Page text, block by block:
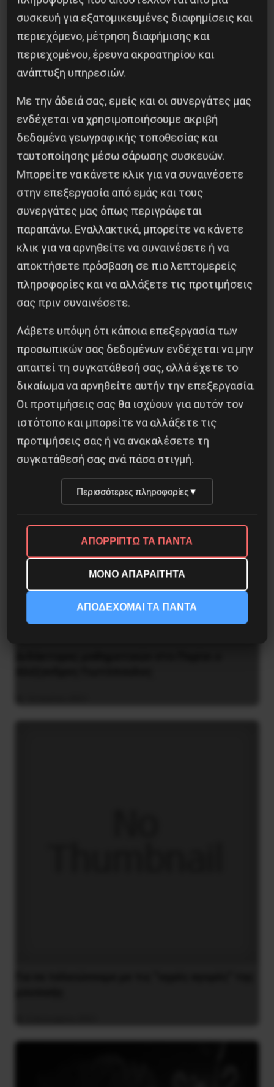
Η Eπανάσταση της 19 Ιουλίου 1936 στην
Iσπανία
5 Αυγούστου 2026
Το ΑΙ βαθαίνει την Κρίση
συσκευή για εξατομικευμένες διαφημίσεις και
περιεχόμενο, μέτρηση διαφήμισης και
περιεχομένου, έρευνα ακροατηρίου και
ανάπτυξη υπηρεσιών.
Με την άδειά σας, εμείς και οι συνεργάτες μας
ενδέχεται να χρησιμοποιήσουμε ακριβή
δεδομένα γεωγραφικής τοποθεσίας και
ταυτοποίησης μέσω σάρωσης συσκευών.
Μπορείτε να κάνετε κλικ για να συναινέσετε
στην επεξεργασία από εμάς και τους
συνεργάτες μας όπως περιγράφεται
παραπάνω. Εναλλακτικά, μπορείτε να κάνετε
κλικ για να αρνηθείτε να συναινέσετε ή να
αποκτήσετε πρόσβαση σε πιο λεπτομερείς
πληροφορίες και να αλλάξετε τις προτιμήσεις
σας πριν συναινέσετε.
Λάβετε υπόψη ότι κάποια επεξεργασία των
προσωπικών σας δεδομένων ενδέχεται να μην
απαιτεί τη συγκατάθεσή σας, αλλά έχετε το
δικαίωμα να αρνηθείτε αυτήν την επεξεργασία.
Οι προτιμήσεις σας θα ισχύουν για αυτόν τον
ιστότοπο και μπορείτε να αλλάξετε τις
προτιμήσεις σας ή να ανακαλέσετε τη
συγκατάθεσή σας ανά πάσα στιγμή.
Περισσότερες πληροφορίες▼
ΑΠΟΡΡΙΠΤΩ ΤΑ ΠΑΝΤΑ
ΜΟΝΟ ΑΠΑΡΑΙΤΗΤΑ
ΑΠΟΔΕΧΟΜΑΙ ΤΑ ΠΑΝΤΑ